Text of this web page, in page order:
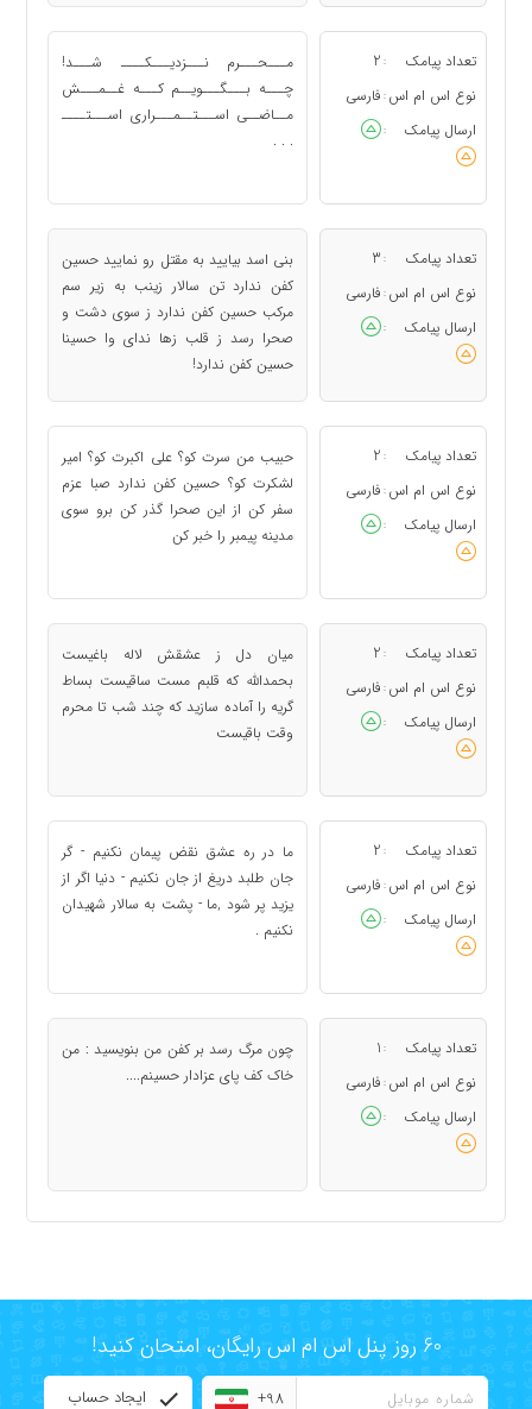
تعداد پیامک :
2
نوع اس ام اس : فارسی
ارسال پیامک
:
مـــحـــرم نـــزدیـــکــــ شـــد!
چـــه بـــگـــویــم کـــه غــمـــش
مــاضــی اســـتــمـــراری اســـتــــ
. . .
تعداد پیامک :
3
نوع اس ام اس : فارسی
ارسال پیامک
:
بنی اسد بیایید به مقتل رو نمایید حسین
کفن ندارد تن سالار زینب به زیر سم
مرکب حسین کفن ندارد ز سوی دشت و
صحرا رسد ز قلب زها ندای وا حسینا
حسین کفن ندارد!
تعداد پیامک :
2
نوع اس ام اس : فارسی
ارسال پیامک
:
حبیب من سرت کو؟ علی اکبرت کو؟ امیر
لشکرت کو؟ حسین کفن ندارد صبا عزم
سفر کن از این صحرا گذر کن برو سوی
مدینه پیمبر را خبر کن
تعداد پیامک :
2
نوع اس ام اس : فارسی
ارسال پیامک
:
میان دل ز عشقش لاله باغیست
بحمدالله که قلبم مست ساقیست بساط
گریه را آماده سازید که چند شب تا محرم
وقت باقیست
تعداد پیامک :
2
نوع اس ام اس : فارسی
ارسال پیامک
:
ما در ره عشق نقض پیمان نکنیم - گر
جان طلبد دریغ از جان نکنیم - دنیا اگر از
یزید پر شود ,ما - پشت به سالار شهیدان
نکنیم .
تعداد پیامک :
1
نوع اس ام اس : فارسی
ارسال پیامک
:
چون مرگ رسد بر کفن من بنویسید : من
خاک کف پای عزادار حسینم....
60 روز پنل اس ام اس رایگان، امتحان کنید!
+98 ایجاد حساب